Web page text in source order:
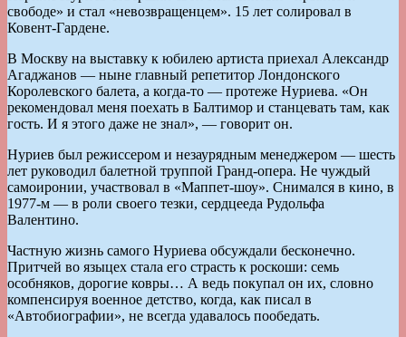
свободе» и стал «невозвращенцем». 15 лет солировал в
Ковент-Гардене.
В Москву на выставку к юбилею артиста приехал Александр
Агаджанов — ныне главный репетитор Лондонского
Королевского балета, а когда-то — протеже Нуриева. «Он
рекомендовал меня поехать в Балтимор и станцевать там, как
гость. И я этого даже не знал», — говорит он.
Нуриев был режиссером и незаурядным менеджером — шесть
лет руководил балетной труппой Гранд-опера. Не чуждый
самоиронии, участвовал в «Маппет-шоу». Снимался в кино, в
1977-м — в роли своего тезки, сердцееда Рудольфа
Валентино.
Частную жизнь самого Нуриева обсуждали бесконечно.
Притчей во языцех стала его страсть к роскоши: семь
особняков, дорогие ковры… А ведь покупал он их, словно
компенсируя военное детство, когда, как писал в
«Автобиографии», не всегда удавалось пообедать.